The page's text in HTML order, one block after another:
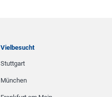
Vielbesucht
Stuttgart
München